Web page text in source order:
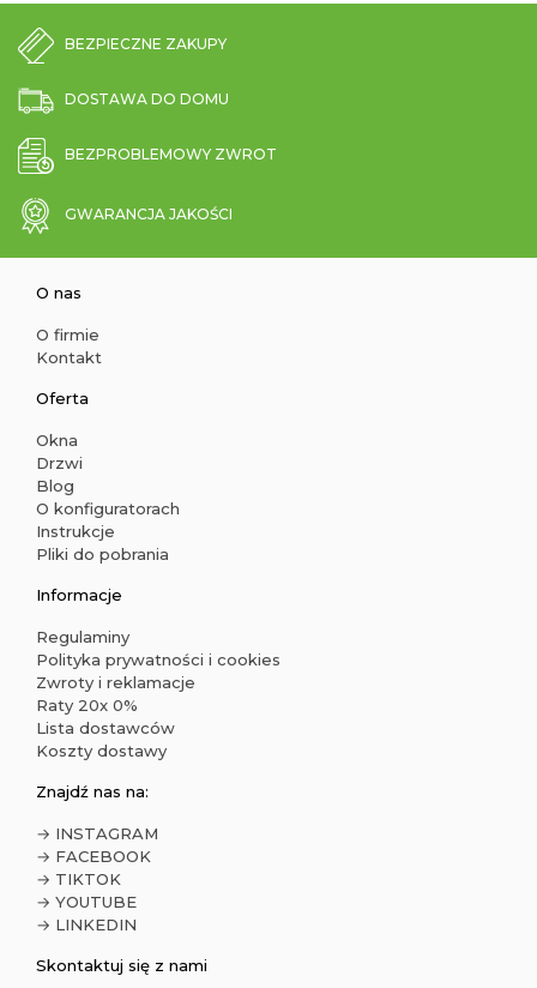
BEZPIECZNE ZAKUPY
DOSTAWA DO DOMU
BEZPROBLEMOWY ZWROT
GWARANCJA JAKOŚCI
O nas
O firmie
Kontakt
Oferta
Okna
Drzwi
Blog
O konfiguratorach
Instrukcje
Pliki do pobrania
Informacje
Regulaminy
Polityka prywatności i cookies
Zwroty i reklamacje
Raty 20x 0%
Lista dostawców
Koszty dostawy
Znajdź nas na:
→ INSTAGRAM
→ FACEBOOK
→ TIKTOK
→ YOUTUBE
→ LINKEDIN
Skontaktuj się z nami